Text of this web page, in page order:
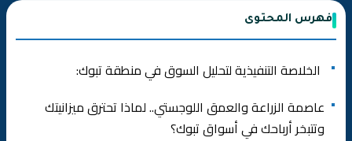
فهرس المحتوى
الخلاصة التنفيذية لتحليل السوق في منطقة تبوك:
عاصمة الزراعة والعمق اللوجستي.. لماذا تحترق ميزانيتك
وتتبخر أرباحك في أسواق تبوك؟